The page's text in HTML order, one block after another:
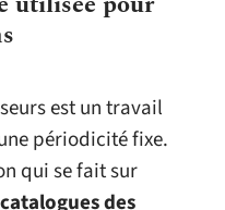
est un travail
périodicité fixe.
qui se fait sur
catalogues des